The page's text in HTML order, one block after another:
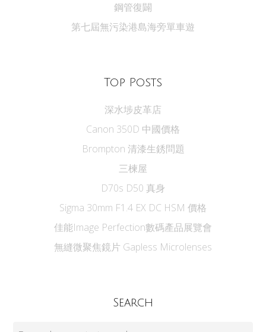
鋼管復闢
第七屆無污染港島海旁單車遊
Top Posts
深水埗皮革店
Canon 350D 中國價格
Brompton 清漆生銹問題
三楝屋
D70s D50 真身
Sigma 30mm F1.4 EX DC HSM 價格
佳能Image Perfection數碼產品展覽會
無縫微聚焦鏡片 Gapless Microlenses
Search